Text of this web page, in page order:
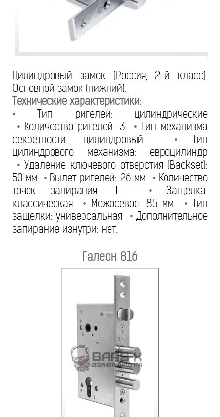
Цилиндровый замок (Россия, 2-й класс).
Основной замок (нижний).
Технические характеристики:
• Тип ригелей: цилиндрические
• Количество ригелей: 3 •Тип механизма
секретности: цилиндровый •Тип
цилиндрового механизма: евроцилиндр
• Удаление ключевого отверстия (Backset):
50 мм •Вылет ригелей: 26 мм • Количество
точек запирания: 1 •Защелка:
классическая • Межосевое: 85 мм • Тип
защелки: универсальная •Дополнительное
запирание изнутри: нет.
Галеон 816